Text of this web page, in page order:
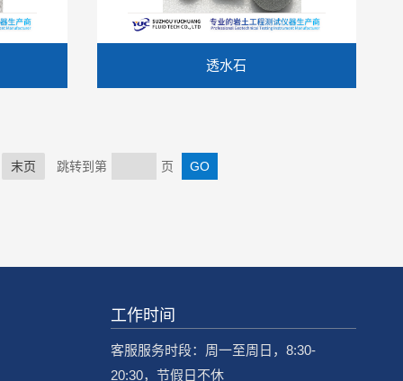
透水石
末页 跳转到第 页
工作时间
客服服务时段：周一至周日，8:30-
20:30，节假日不休